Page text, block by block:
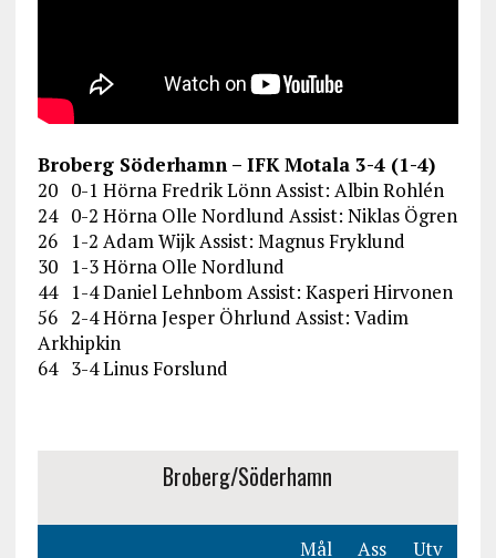
Broberg Söderhamn – IFK Motala 3-4 (1-4)
20 0-1 Hörna Fredrik Lönn Assist: Albin Rohlén
24 0-2 Hörna Olle Nordlund Assist: Niklas Ögren
26 1-2 Adam Wijk Assist: Magnus Fryklund
30 1-3 Hörna Olle Nordlund
44 1-4 Daniel Lehnbom Assist: Kasperi Hirvonen
56 2-4 Hörna Jesper Öhrlund Assist: Vadim
Arkhipkin
64 3-4 Linus Forslund
Broberg/Söderhamn
Mål Ass Utv